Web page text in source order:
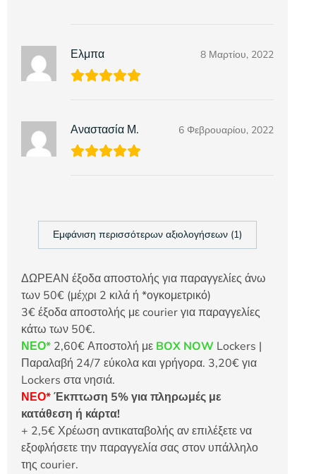
Ελμπα 8 Μαρτίου, 2022
Αναστασία Μ. 6 Φεβρουαρίου, 2022
Εμφάνιση περισσότερων αξιολογήσεων (1)
ΔΩΡΕΑΝ έξοδα αποστολής για παραγγελίες άνω
των 50€ (μέχρι 2 κιλά ή *ογκομετρικό)
3€ έξοδα αποστολής με courier για παραγγελίες
κάτω των 50€.
ΝΕΟ* 2,60€ Αποστολή με BOX NOW Lockers |
Παραλαβή 24/7 εύκολα και γρήγορα. 3,20€ για
Lockers στα νησιά.
ΝΕΟ*Έκπτωση 5% για πληρωμές με
κατάθεση ή κάρτα!
+ 2,5€ Χρέωση αντικαταβολής αν επιλέξετε να
εξοφλήσετε την παραγγελία σας στον υπάλληλο
της courier.